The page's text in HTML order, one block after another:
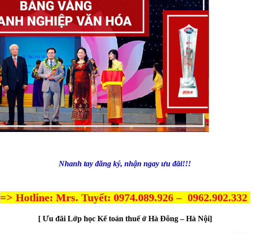
Nhanh tay đăng ký, nhận ngay ưu đãi!!!
=> Hotline: Mrs. Tuyết: 0974.089.926 – ‭0962.902.332‬
[ Ưu đãi Lớp học Kế toán thuế ở Hà Đông – Hà Nội]